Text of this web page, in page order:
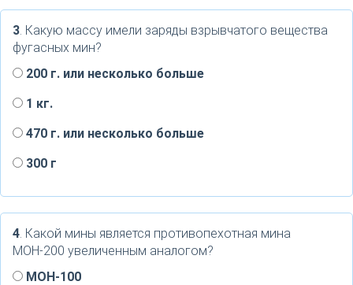
3. Какую массу имели заряды взрывчатого вещества
фугасных мин?
200 г. или несколько больше
1 кг.
470 г. или несколько больше
300 г
4. Какой мины является противопехотная мина
МОН-200 увеличенным аналогом?
МОН-100